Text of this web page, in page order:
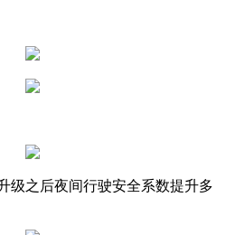
之后夜间行驶安全系数提升多